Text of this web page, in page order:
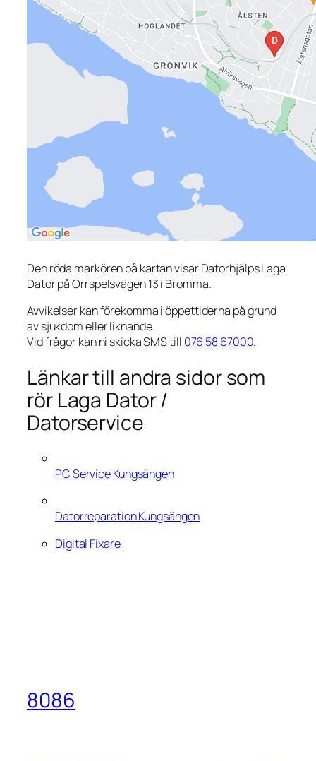
Den röda markören på kartan visar Datorhjälps Laga
Dator på Orrspelsvägen 13 i Bromma.
Avvikelser kan förekomma i öppettiderna på grund
av sjukdom eller liknande.
Vid frågor kan ni skicka SMS till 076 58 67000.
Länkar till andra sidor som
rör Laga Dator /
Datorservice
PC Service Kungsängen
Datorreparation Kungsängen
Digital Fixare
8086